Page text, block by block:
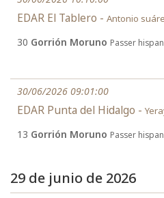
EDAR El Tablero - Antonio
30 Gorrión Moruno Passer
30/06/2026 09:01:00
EDAR Punta del Hidalgo -
13 Gorrión Moruno Passer
29 de junio de 2026